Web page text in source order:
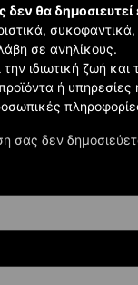
σας δεν
δεν θα δημοσιευτεί
σε ανηλίκους.
ιδιωτική ζωή
ή